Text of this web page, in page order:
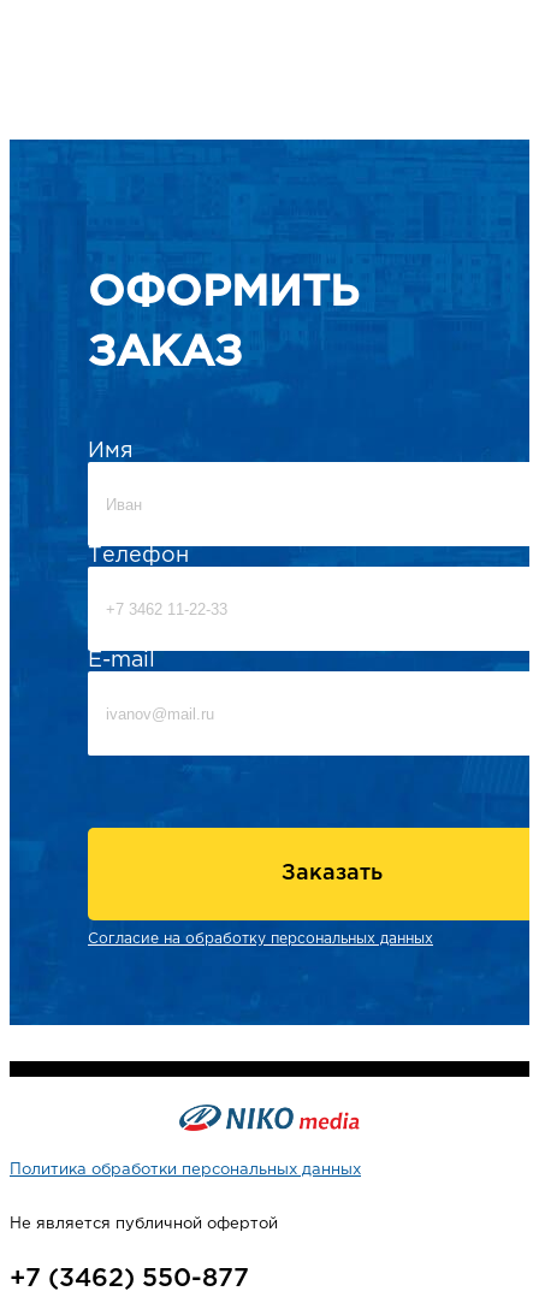
ОФОРМИТЬ
ЗАКАЗ
Имя
Телефон
E-mail
Заказать
Согласие на обработку персональных данных
Политика обработки персональных данных
Не является публичной офертой
+7 (3462) 550-877